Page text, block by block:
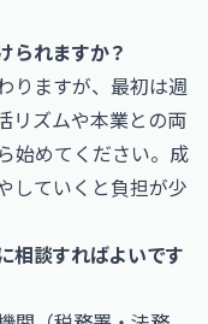
られますか？
りますが、最初は週
リズムや本業との両
始めてください。成
していくと負担が少
相談すればよいです